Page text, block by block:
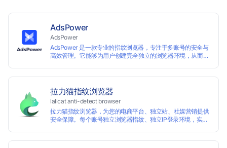
AdsPower
AdsPower
AdsPower 是一款专业的指纹浏览器，专注于多账号的安全与
高效管理。它能够为用户创建完全独立的浏览器环境，从而避
拉力猫指纹浏览器
lalicat anti-detect browser
拉力猫指纹浏览器，为您的电商平台、独立站、社媒营销提供
安全保障。每个账号独立浏览器指纹、独立IP登录环境，实现